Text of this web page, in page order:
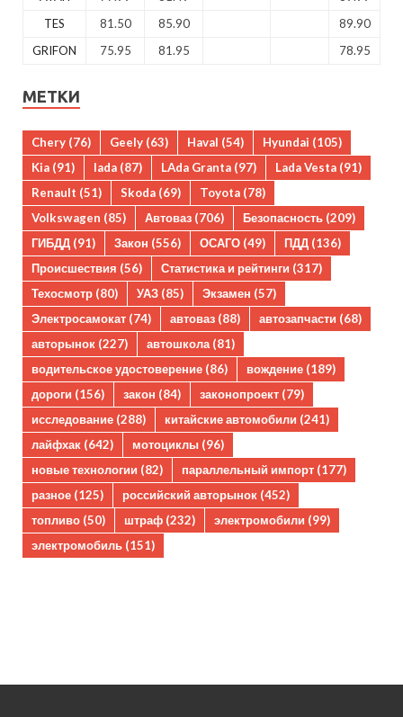
TES
81.50 85.90
89.90
GRIFON
75.95 81.95 78.95
МЕТКИ
Chery (76) Geely (63) Haval (54) Hyundai (105)
Kia (91) lada (87) LAda Granta (97) Lada Vesta (91)
Renault (51) Skoda (69) Toyota (78)
Volkswagen (85) Автоваз (706) Безопасность (209)
ГИБДД (91) Закон (556) ОСАГО (49) ПДД (136)
Происшествия (56) Статистика и рейтинги (317)
Техосмотр (80) УАЗ (85) Экзамен (57)
Электросамокат (74) автоваз (88) автозапчасти (68)
авторынок (227) автошкола(81)
водительское удостоверение (86) вождение (189)
дороги (156) закон (84) законопроект (79)
исследование (288) китайские автомобили (241)
лайфхак (642) мотоциклы (96)
новые технологии (82) параллельный импорт (177)
разное (125) российский авторынок (452)
топливо (50) штраф (232) электромобили (99)
электромобиль (151)